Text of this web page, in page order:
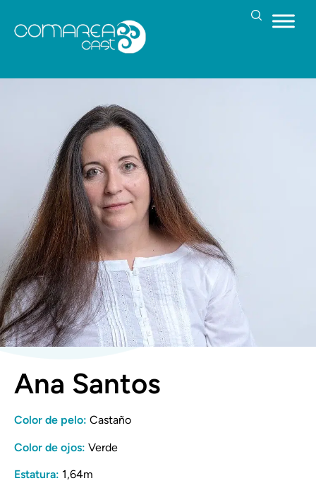
Ana Santos
Color de pelo: Castaño
Color de ojos: Verde
Estatura: 1,64m